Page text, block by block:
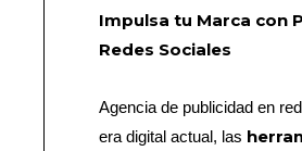
Impulsa tu Marca con
Redes Sociales
Agencia de publicidad en
era digital actual, las